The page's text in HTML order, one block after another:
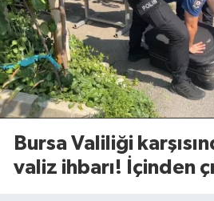
Bursa Valiliği
valiz ihbarı! İçinden